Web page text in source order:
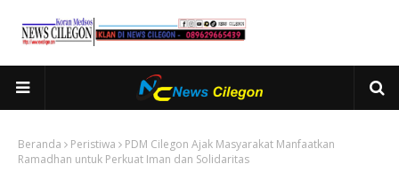
Beranda Peristiwa
PDM Cilegon Ajak Masyarakat Manfaatkan
Ramadhan untuk Perkuat Iman dan Solidaritas